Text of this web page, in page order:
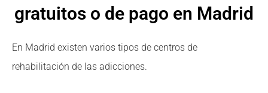
gratuitos o de pago en Madrid
En Madrid existen varios tipos de centros de
rehabilitación de las adicciones.